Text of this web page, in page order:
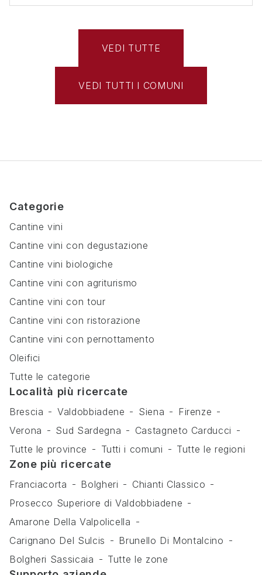
VEDI TUTTE
VEDI TUTTI I COMUNI
Categorie
Cantine vini
Cantine vini con degustazione
Cantine vini biologiche
Cantine vini con agriturismo
Cantine vini con tour
Cantine vini con ristorazione
Cantine vini con pernottamento
Oleifici
Tutte le categorie
Località più ricercate
Brescia Valdobbiadene Siena
Firenze
Verona
Sud Sardegna
Castagneto Carducci
Tutte le province
Tutti i comuni Tutte le regioni
Zone più ricercate
Franciacorta Bolgheri
Chianti Classico
Prosecco Superiore di Valdobbiadene
Amarone Della Valpolicella
Carignano Del Sulcis
Brunello Di Montalcino
Bolgheri Sassicaia
Tutte le zone